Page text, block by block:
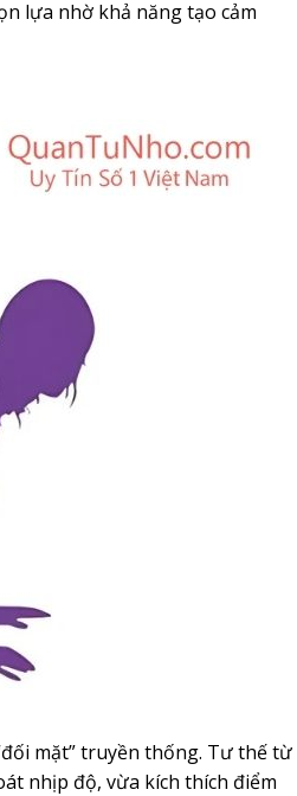
lựa nhờ khả năng tạo cảm
mặt” truyền thống. Tư thế từ
nhịp độ, vừa kích thích điểm